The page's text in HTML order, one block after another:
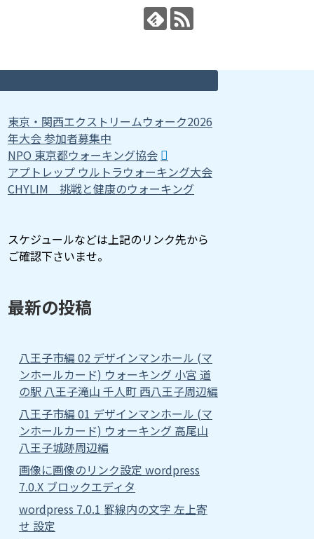
東京・関西エクストリームウォーク2026
年大会 参加者募集中
NPO 東京都ウォーキング協会
アプトレップ ウルトラウォーキング大会
CHYLIM 挑戦と健康のウォーキング
スケジュールなどは上記のリンク先から
ご確認下さいませ。
最新の投稿
八王子市編 02 デザインマンホール (マ
ンホールカード) ウォーキング 小宮 道
の駅 八王子滝山 千人町 西八王子周辺編
八王子市編 01 デザインマンホール (マ
ンホールカード) ウォーキング 高尾山
八王子城跡周辺編
画像に画像のリンク設定 wordpress
7.0.X ブロックエディタ
wordpress 7.0.1 罫線内の文字 左上寄
せ 設定